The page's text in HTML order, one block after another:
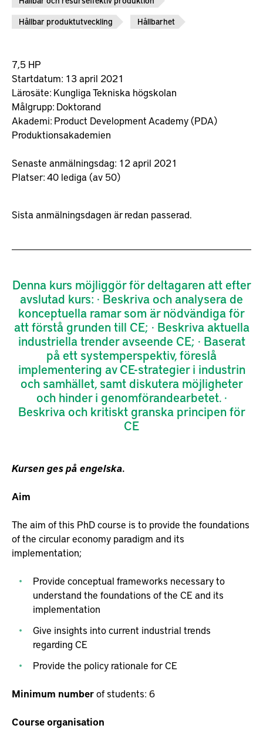
Hållbar produktutveckling
Hållbarhet
7,5 HP
Startdatum: 13 april 2021
Lärosäte: Kungliga Tekniska högskolan
Målgrupp: Doktorand
Akademi: Product Development Academy (PDA)
Produktionsakademien
Senaste anmälningsdag: 12 april 2021
Platser: 40 lediga (av 50)
Sista anmälningsdagen är redan passerad.
Denna kurs möjliggör för deltagaren att efter
avslutad kurs: · Beskriva och analysera de
konceptuella ramar som är nödvändiga för
att förstå grunden till CE; · Beskriva aktuella
industriella trender avseende CE; · Baserat
på ett systemperspektiv, föreslå
implementering av CE-strategier i industrin
och samhället, samt diskutera möjligheter
och hinder i genomförandearbetet. ·
Beskriva och kritiskt granska principen för
CE
Kursen ges på engelska.
Aim
The aim of this PhD course is to provide the foundations
of the circular economy paradigm and its
implementation;
Provide conceptual frameworks necessary to
understand the foundations of the CE and its
implementation
Give insights into current industrial trends
regarding CE
Provide the policy rationale for CE
Minimum numberof students: 6
Course organisation